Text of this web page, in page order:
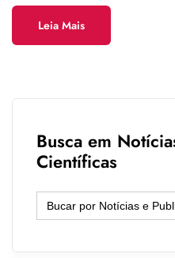
Leia Mais
Busca em
Científicas
Search
for: